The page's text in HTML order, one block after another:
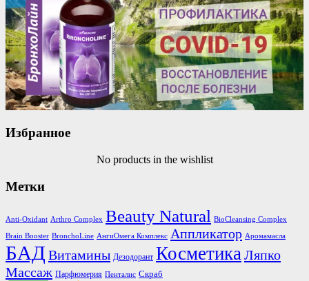
Избранное
No products in the wishlist
Метки
Anti-Oxidant Arthro Complex Beauty Natural BioCleansing Complex
Brain Booster BronchoLine АнгиОмега Комплекс Аппликатор Аромамасла
БАД Витамины Дезодорант КосметикаЛяпко
Массаж Парфюмерия Пенталис Скраб